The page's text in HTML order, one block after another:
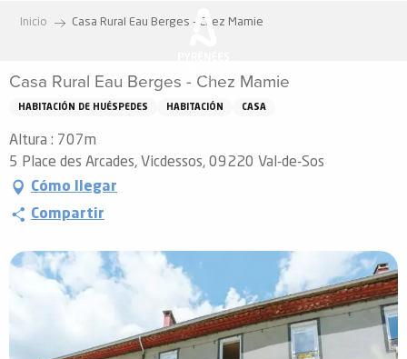
principal
Inicio Casa Rural Eau Berges - Chez Mamie
Casa Rural Eau Berges - Chez Mamie
HABITACIÓN DE HUÉSPEDES HABITACIÓN CASA
Altura : 707m
5 Place des Arcades, Vicdessos, 09220 Val-de-Sos
Cómo llegar
Compartir